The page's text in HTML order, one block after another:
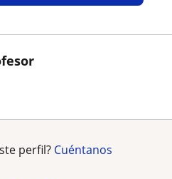
perfil? Cuéntanos